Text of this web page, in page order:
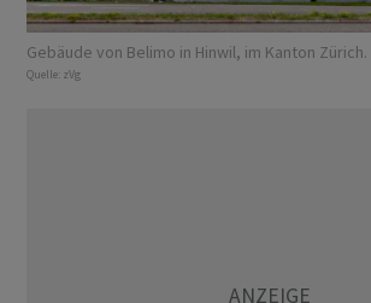
Gebäude von Belimo in Hinwil, im Kanton Zürich.
Quelle: zVg